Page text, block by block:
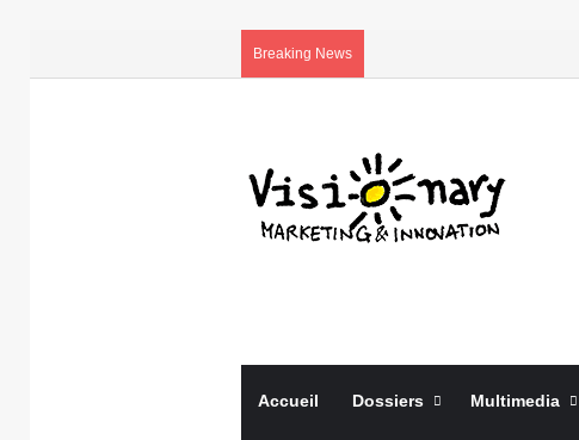
Breaking News
Accueil Dossiers Multimedia